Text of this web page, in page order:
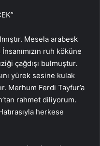
Mesela arabesk
ruh köküne
çağdışı bulmuştur.
yürek sesine kulak
Merhum Ferdi Tayfur’a
rahmet diliyorum.
herkese